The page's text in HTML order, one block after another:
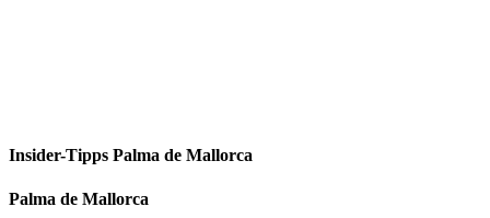
Insider-Tipps Palma de Mallorca
Palma de Mallorca